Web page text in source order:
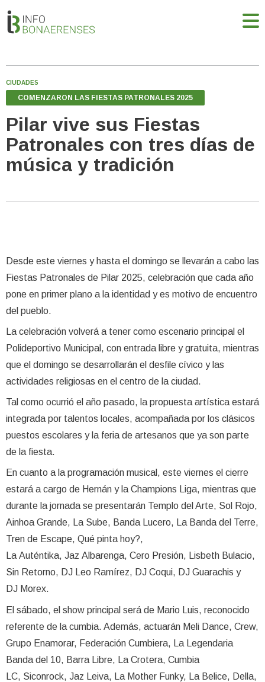
CIUDADES
COMENZARON LAS FIESTAS PATRONALES 2025
Pilar vive sus Fiestas
Patronales con tres días de
música y tradición
Desde este viernes y hasta el domingo se llevarán a cabo las
Fiestas Patronales de Pilar 2025, celebración que cada año
pone en primer plano a la identidad y es motivo de encuentro
del pueblo.
La celebración volverá a tener como escenario principal el
Polideportivo Municipal, con entrada libre y gratuita, mientras
que el domingo se desarrollarán el desfile cívico y las
actividades religiosas en el centro de la ciudad.
Tal como ocurrió el año pasado, la propuesta artística estará
integrada por talentos locales, acompañada por los clásicos
puestos escolares y la feria de artesanos que ya son parte
de la fiesta.
En cuanto a la programación musical, este viernes el cierre
estará a cargo de Hernán y la Champions Liga, mientras que
durante la jornada se presentarán Templo del Arte, Sol Rojo,
Ainhoa Grande, La Sube, Banda Lucero, La Banda del Terre,
Tren de Escape, Qué pinta hoy?,
La Auténtika, Jaz Albarenga, Cero Presión, Lisbeth Bulacio,
Sin Retorno, DJ Leo Ramírez, DJ Coqui, DJ Guarachis y
DJ Morex.
El sábado, el show principal será de Mario Luis, reconocido
referente de la cumbia. Además, actuarán Meli Dance, Crew,
Grupo Enamorar, Federación Cumbiera, La Legendaria
Banda del 10, Barra Libre, La Crotera, Cumbia
LC, Siconrock, Jaz Leiva, La Mother Funky, La Belice, Della,